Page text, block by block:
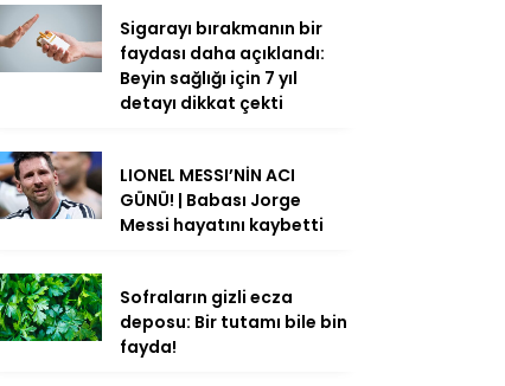
Sigarayı bırakmanın bir
faydası daha açıklandı:
Beyin sağlığı için 7 yıl
detayı dikkat çekti
LIONEL MESSI’NİN ACI
GÜNÜ! | Babası Jorge
Messi hayatını kaybetti
Sofraların gizli ecza
deposu: Bir tutamı bile bin
fayda!